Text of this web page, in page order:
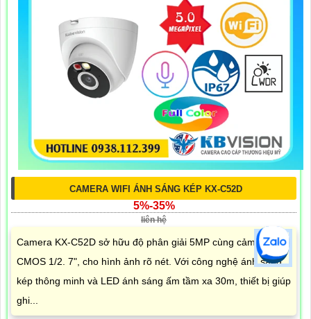
CAMERA WIFI ÁNH SÁNG KÉP KX-C52D
5%-35%
liên hệ
Camera KX-C52D sở hữu độ phân giải 5MP cùng cảm biến
CMOS 1/2. 7", cho hình ảnh rõ nét. Với công nghệ ánh sáng
kép thông minh và LED ánh sáng ấm tầm xa 30m, thiết bị giúp
ghi...